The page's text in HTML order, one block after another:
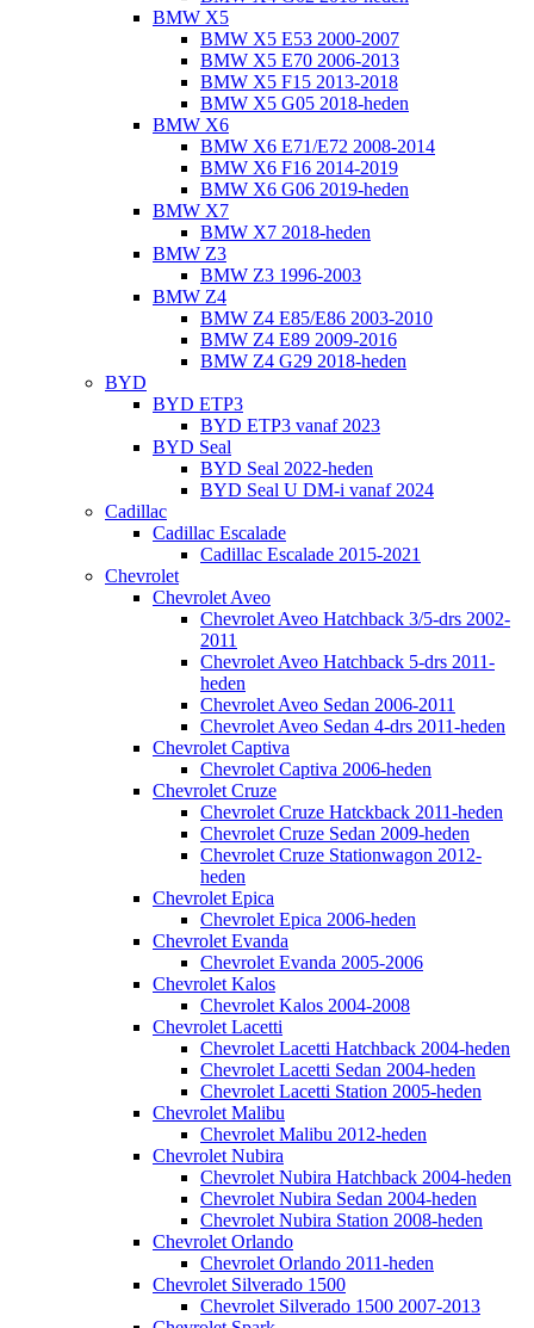
BMW X5
BMW X5 E53 2000-2007
BMW X5 E70 2006-2013
BMW X5 F15 2013-2018
BMW X5 G05 2018-heden
BMW X6
BMW X6 E71/E72 2008-2014
BMW X6 F16 2014-2019
BMW X6 G06 2019-heden
BMW X7
BMW X7 2018-heden
BMW Z3
BMW Z3 1996-2003
BMW Z4
BMW Z4 E85/E86 2003-2010
BMW Z4 E89 2009-2016
BMW Z4 G29 2018-heden
BYD
BYD ETP3
BYD ETP3 vanaf 2023
BYD Seal
BYD Seal 2022-heden
BYD Seal U DM-i vanaf 2024
Cadillac
Cadillac Escalade
Cadillac Escalade 2015-2021
Chevrolet
Chevrolet Aveo
Chevrolet Aveo Hatchback 3/5-drs 2002-
2011
Chevrolet Aveo Hatchback 5-drs 2011-
heden
Chevrolet Aveo Sedan 2006-2011
Chevrolet Aveo Sedan 4-drs 2011-heden
Chevrolet Captiva
Chevrolet Captiva 2006-heden
Chevrolet Cruze
Chevrolet Cruze Hatckback 2011-heden
Chevrolet Cruze Sedan 2009-heden
Chevrolet Cruze Stationwagon 2012-
heden
Chevrolet Epica
Chevrolet Epica 2006-heden
Chevrolet Evanda
Chevrolet Evanda 2005-2006
Chevrolet Kalos
Chevrolet Kalos 2004-2008
Chevrolet Lacetti
Chevrolet Lacetti Hatchback 2004-heden
Chevrolet Lacetti Sedan 2004-heden
Chevrolet Lacetti Station 2005-heden
Chevrolet Malibu
Chevrolet Malibu 2012-heden
Chevrolet Nubira
Chevrolet Nubira Hatchback 2004-heden
Chevrolet Nubira Sedan 2004-heden
Chevrolet Nubira Station 2008-heden
Chevrolet Orlando
Chevrolet Orlando 2011-heden
Chevrolet Silverado 1500
Chevrolet Silverado 1500 2007-2013